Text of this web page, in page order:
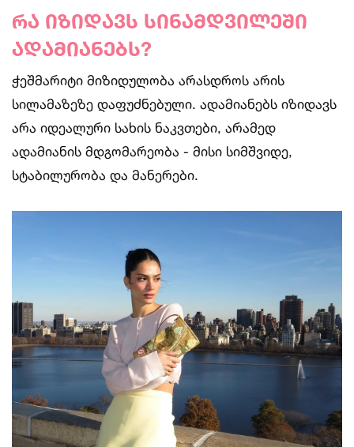
რა იზიდავს სინამდვილეში
ადამიანებს?
ჭეშმარიტი მიზიდულობა არასდროს არის
სილამაზეზე დაფუძნებული. ადამიანებს იზიდავს
არა იდეალური სახის ნაკვთები, არამედ
ადამიანის მდგომარეობა - მისი სიმშვიდე,
სტაბილურობა და მანერები.